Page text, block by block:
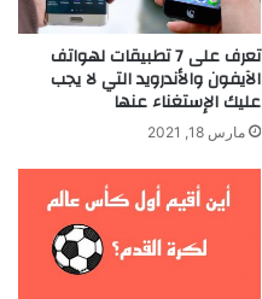
تعرف على 7 تطبيقات لهواتف
الآيفون والأندرويد التي لا يجب
عليك الإستغناء عنها
مارس 18, 2021